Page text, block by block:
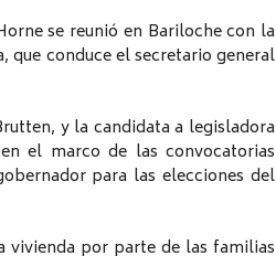
se reunió en Bariloche con la
que conduce el secretario general
y la candidata a legisladora
el marco de las convocatorias
para las elecciones del
vivienda por parte de las familias